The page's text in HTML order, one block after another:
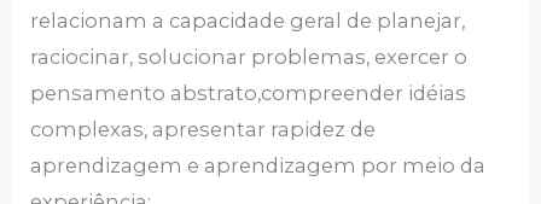
relacionam a capacidade geral de planejar,
raciocinar, solucionar problemas, exercer o
pensamento abstrato,compreender idéias
complexas, apresentar rapidez de
aprendizagem e aprendizagem por meio da